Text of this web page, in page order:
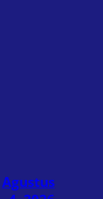
Agustus